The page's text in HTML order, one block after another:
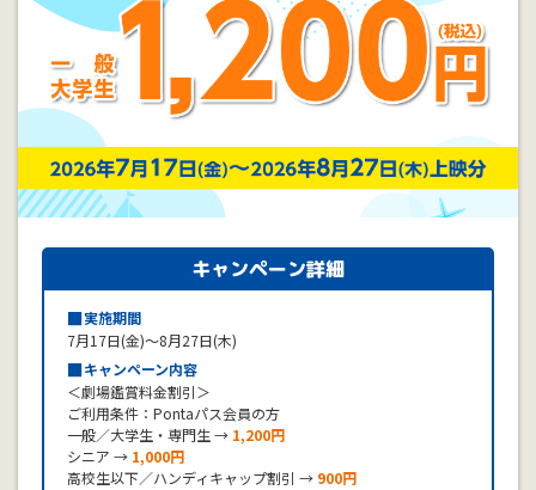
キャンペーン詳細
■実施期間
7月17日(金)〜8月27日(木)
■キャンペーン内容
＜劇場鑑賞料金割引＞
ご利用条件：Pontaパス会員の方
一般／大学生・専門生 → 1,200円
シニア → 1,000円
高校生以下／ハンディキャップ割引 → 900円